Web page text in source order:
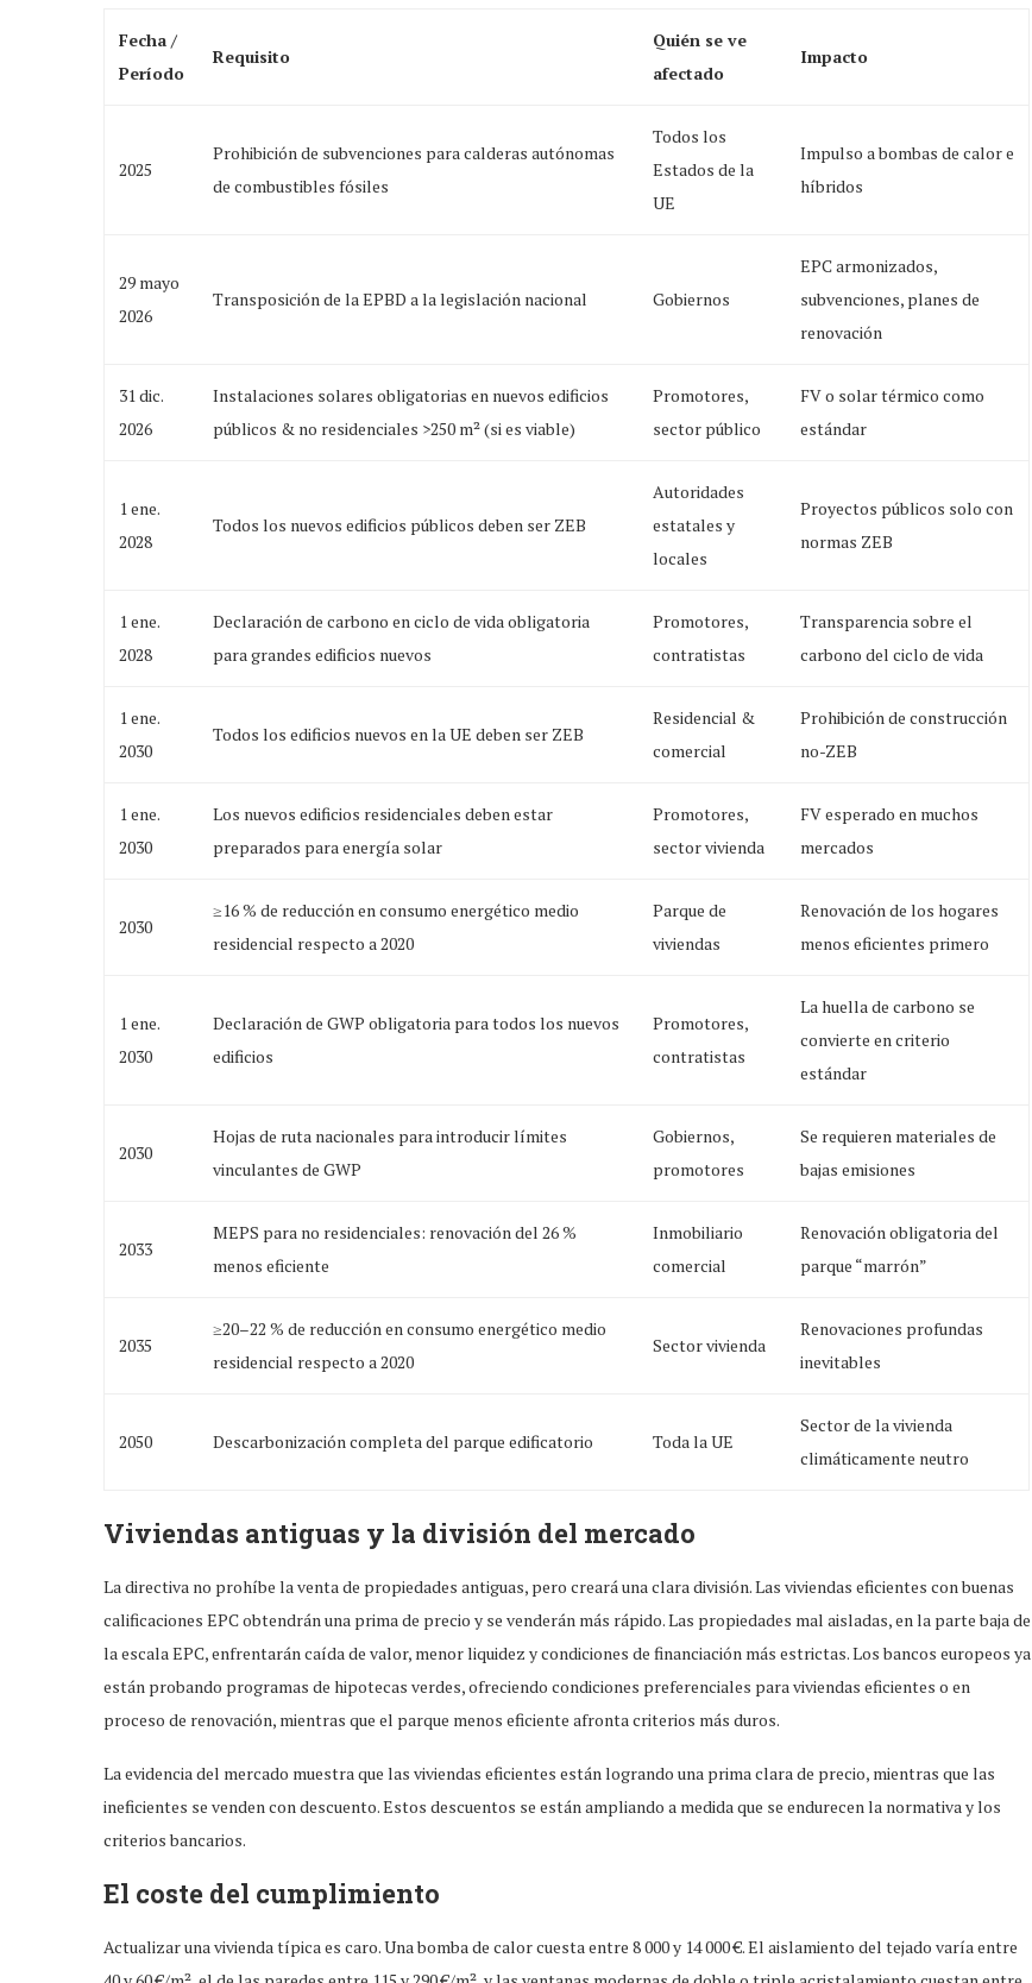
Fecha /
Período
Requisito
Quién se ve
afectado
Impacto
2025
Prohibición de subvenciones para calderas autónomas
de combustibles fósiles
Todos los
Estados de la
UE
Impulso a bombas de calor e
híbridos
29 mayo
2026
Transposición de la EPBD a la legislación nacional Gobiernos
EPC armonizados,
subvenciones, planes de
renovación
31 dic.
2026
Instalaciones solares obligatorias en nuevos edificios
públicos & no residenciales >250 m² (si es viable)
Promotores,
sector público
FV o solar térmico como
estándar
1 ene.
2028
Todos los nuevos edificios públicos deben ser ZEB
Autoridades
estatales y
locales
Proyectos públicos solo con
normas ZEB
1 ene.
2028
Declaración de carbono en ciclo de vida obligatoria
para grandes edificios nuevos
Promotores,
contratistas
Transparencia sobre el
carbono del ciclo de vida
1 ene.
2030
Todos los edificios nuevos en la UE deben ser ZEB
Residencial &
comercial
Prohibición de construcción
no-ZEB
1 ene.
2030
Los nuevos edificios residenciales deben estar
preparados para energía solar
Promotores,
sector vivienda
FV esperado en muchos
mercados
2030
≥16 % de reducción en consumo energético medio
residencial respecto a 2020
Parque de
viviendas
Renovación de los hogares
menos eficientes primero
1 ene.
2030
Declaración de GWP obligatoria para todos los nuevos
edificios
Promotores,
contratistas
La huella de carbono se
convierte en criterio
estándar
2030
Hojas de ruta nacionales para introducir límites
vinculantes de GWP
Gobiernos,
promotores
Se requieren materiales de
bajas emisiones
2033
MEPS para no residenciales: renovación del 26 %
menos eficiente
Inmobiliario
comercial
Renovación obligatoria del
parque “marrón”
2035
≥20–22 % de reducción en consumo energético medio
residencial respecto a 2020
Sector vivienda
Renovaciones profundas
inevitables
2050 Descarbonización completa del parque edificatorio Toda la UE
Sector de la vivienda
climáticamente neutro
Viviendas antiguas y la división del mercado
La directiva no prohíbe la venta de propiedades antiguas, pero creará una clara división. Las viviendas eficientes con buenas
calificaciones EPC obtendrán una prima de precio y se venderán más rápido. Las propiedades mal aisladas, en la parte baja de
la escala EPC, enfrentarán caída de valor, menor liquidez y condiciones de financiación más estrictas. Los bancos europeos ya
están probando programas de hipotecas verdes, ofreciendo condiciones preferenciales para viviendas eficientes o en
proceso de renovación, mientras que el parque menos eficiente afronta criterios más duros.
La evidencia del mercado muestra que las viviendas eficientes están logrando una prima clara de precio, mientras que las
ineficientes se venden con descuento. Estos descuentos se están ampliando a medida que se endurecen la normativa y los
criterios bancarios.
El coste del cumplimiento
Actualizar una vivienda típica es caro. Una bomba de calor cuesta entre 8 000 y 14 000 €. El aislamiento del tejado varía entre